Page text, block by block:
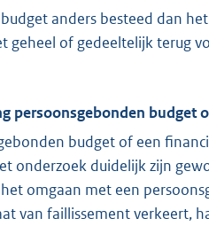
anders besteed dan
geheel of gedeeltelijk terug
persoonsgebonden budget
budget of een
onderzoek duidelijk zijn
omgaan met een
van faillissement verkeert,